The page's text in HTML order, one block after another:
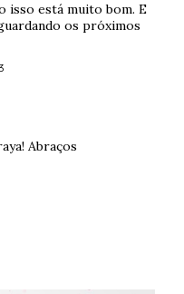
isso está muito bom. E
os próximos
Abraços